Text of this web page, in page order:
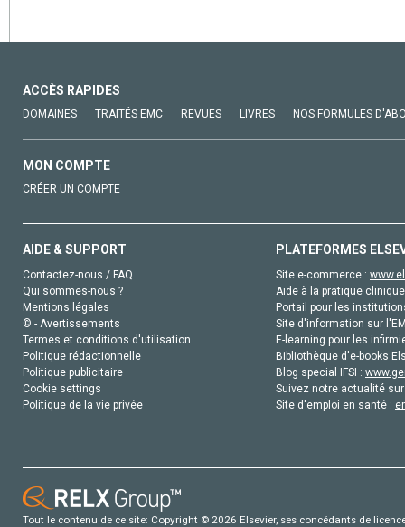
ACCÈS RAPIDES
DOMAINES TRAITÉS EMC REVUES LIVRES NOS FORMULES
MON COMPTE
CRÉER UN COMPTE
AIDE & SUPPORT
Contactez-nous / FAQ
Qui sommes-nous ?
Mentions légales
© - Avertissements
Termes et conditions d'utilisation
Politique rédactionnelle
Politique publicitaire
Cookie settings
Politique de la vie privée
PLATEFORMES
Site e-commerce :
Aide à la pratique
Portail pour les
Site d'information sur
E-learning pour les
Bibliothèque d'e-books
Blog special IFSI :
Suivez notre actualité
Site d'emploi en santé :
Tout le contenu de ce site: Copyright © 2026 Elsevier, ses concédants de